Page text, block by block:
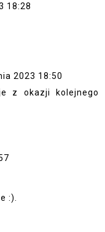
18:28
2023 18:50
z okazji kolejnego
:).